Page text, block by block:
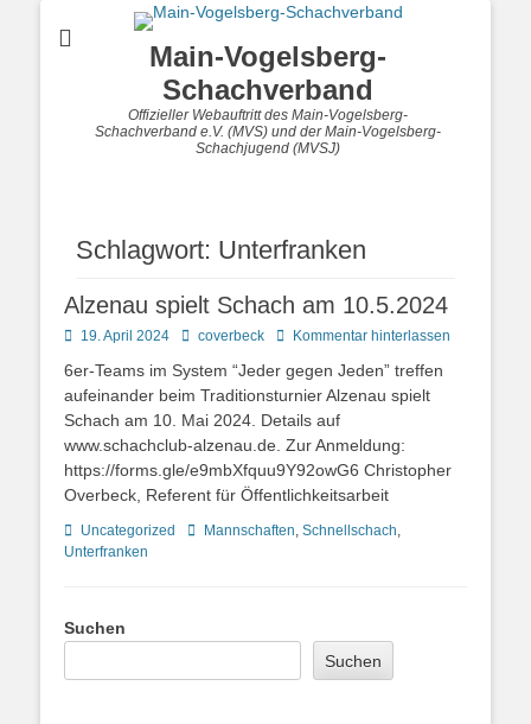
Main-Vogelsberg-
Schachverband
Offizieller Webauftritt des Main-Vogelsberg-
Schachverband e.V. (MVS) und der Main-Vogelsberg-
Schachjugend (MVSJ)
Schlagwort: Unterfranken
Alzenau spielt Schach am 10.5.2024
Posted
19. April 2024 Autorcoverbeck Kommentar hinterlassen
6er-Teams im System “Jeder gegen Jeden” treffen
aufeinander beim Traditionsturnier Alzenau spielt
Schach am 10. Mai 2024. Details auf
www.schachclub-alzenau.de. Zur Anmeldung:
https://forms.gle/e9mbXfquu9Y92owG6 Christopher
Overbeck, Referent für Öffentlichkeitsarbeit
Kategorien
Uncategorized Schlagworte
Mannschaften, Schnellschach,
Unterfranken
Suchen
Suchen